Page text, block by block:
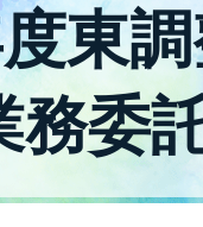
東
務委